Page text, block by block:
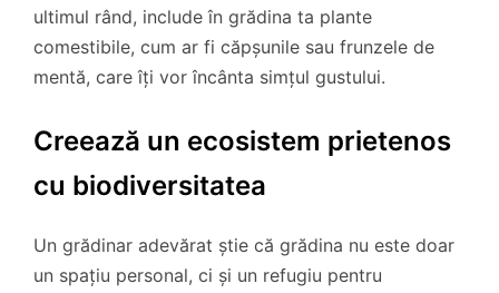
ultimul rând, include în grădina ta plante
comestibile, cum ar fi căpșunile sau frunzele de
mentă, care îți vor încânta simțul gustului.
Creează un ecosistem prietenos
cu biodiversitatea
Un grădinar adevărat știe că grădina nu este doar
un spațiu personal, ci și un refugiu pentru